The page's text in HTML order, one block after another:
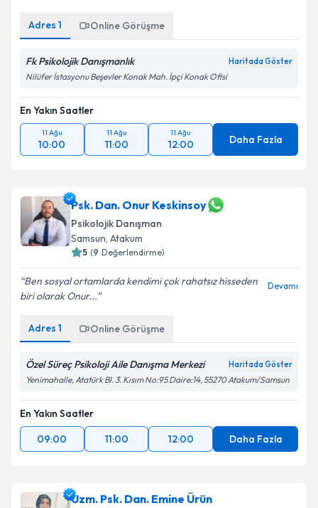
Adres 1 Online Görüşme
Fk Psikolojik Danışmanlık Haritada Göster
Nilüfer İstasyonu Beşevler Konak Mah. İpçi Konak Ofisi
En Yakın Saatler
11 Ağu
10:00
11 Ağu
11:00
11 Ağu
12:00 Daha Fazla
Psk. Dan. Onur Keskinsoy
Psikolojik Danışman
Samsun, Atakum
5 (9 Değerlendirme)
Ben sosyal ortamlarda kendimi çok rahatsız hisseden
biri olarak Onur...
Devamı
Adres 1 Online Görüşme
Özel Süreç Psikoloji Aile Danışma Merkezi Haritada Göster
Yenimahalle, Atatürk Bl. 3. Kısım No:95 Daire:14, 55270 Atakum/Samsun
En Yakın Saatler
09:00
11:00 12:00 Daha Fazla
Uzm. Psk. Dan. Emine Ürün